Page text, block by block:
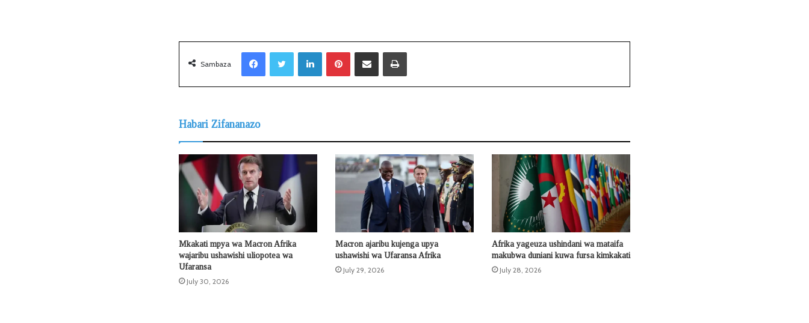
Sambaza
LinkedIn Sambaza kupitia barua pepe
Habari Zifananazo
Mkakati mpya wa Macron Afrika
wajaribu ushawishi uliopotea wa
Ufaransa
July 30, 2026
Macron ajaribu kujenga upya
ushawishi wa Ufaransa Afrika
July 29, 2026
Afrika yageuza ushindani wa mataifa
makubwa duniani kuwa fursa kimkakati
July 28, 2026